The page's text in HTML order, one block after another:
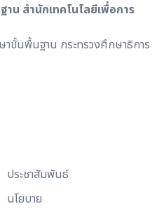
น สำนักเทคโนโลยีเพื่อการ
ขั้นพื้นฐาน กระทรวงศึกษาธิการ
ประชาสัมพันธ์
นโยบาย